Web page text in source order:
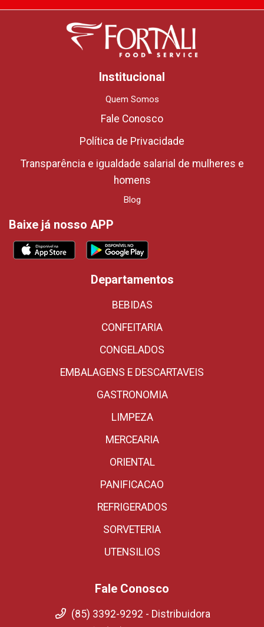
Institucional
Quem Somos
Fale Conosco
Política de Privacidade
Transparência e igualdade salarial de mulheres e
homens
Blog
Baixe já nosso APP
Departamentos
BEBIDAS
CONFEITARIA
CONGELADOS
EMBALAGENS E DESCARTAVEIS
GASTRONOMIA
LIMPEZA
MERCEARIA
ORIENTAL
PANIFICACAO
REFRIGERADOS
SORVETERIA
UTENSILIOS
Fale Conosco
(85) 3392-9292 - Distribuidora